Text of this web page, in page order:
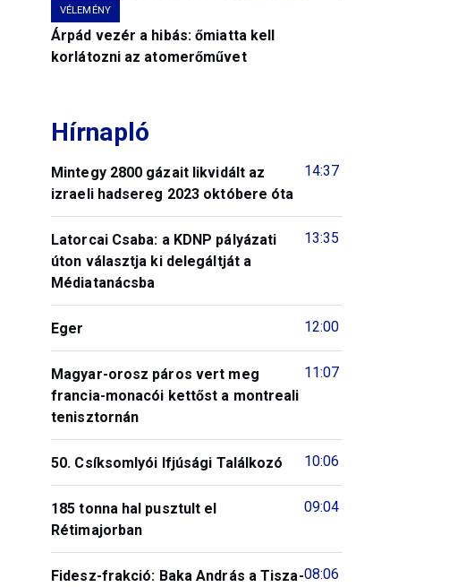
VÉLEMÉNY
Árpád vezér a hibás: őmiatta kell
korlátozni az atomerőművet
Hírnapló
14:37
Mintegy 2800 gázait likvidált az
izraeli hadsereg 2023 októbere óta
13:35
Latorcai Csaba: a KDNP pályázati
úton választja ki delegáltját a
Médiatanácsba
12:00
Eger
11:07
Magyar-orosz páros vert meg
francia-monacói kettőst a montreali
tenisztornán
10:06
50. Csíksomlyói Ifjúsági Találkozó
09:04
185 tonna hal pusztult el
Rétimajorban
08:06
Fidesz-frakció: Baka András a Tisza-